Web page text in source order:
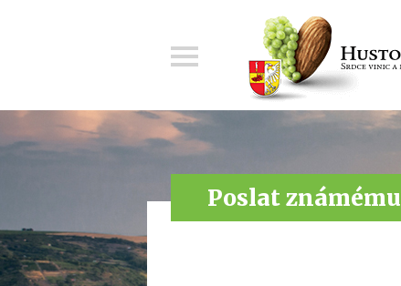
Poslat známému